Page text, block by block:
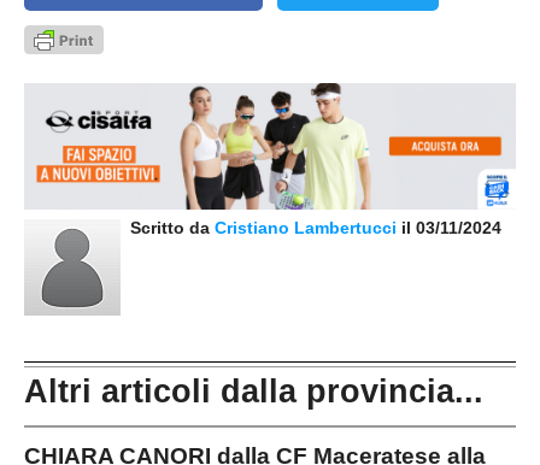
Scritto da Cristiano Lambertucci il 03/11/2024
Altri articoli dalla provincia...
CHIARA CANORI dalla CF Maceratese alla